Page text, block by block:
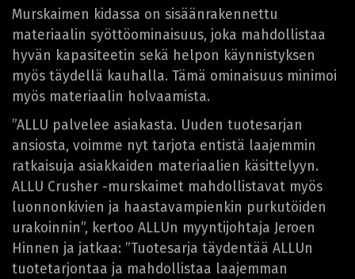
Murskaimen kidassa on sisäänrakennettu
materiaalin syöttöominaisuus, joka mahdollistaa
hyvän kapasiteetin sekä helpon käynnistyksen
myös täydellä kauhalla. Tämä ominaisuus minimoi
myös materiaalin holvaamista.
”ALLU palvelee asiakasta. Uuden tuotesarjan
ansiosta, voimme nyt tarjota entistä laajemmin
ratkaisuja asiakkaiden materiaalien käsittelyyn.
ALLU Crusher -murskaimet mahdollistavat myös
luonnonkivien ja haastavampienkin purkutöiden
urakoinnin”, kertoo ALLUn myyntijohtaja Jeroen
Hinnen ja jatkaa: ”Tuotesarja täydentää ALLUn
tuotetarjontaa ja mahdollistaa laajemman